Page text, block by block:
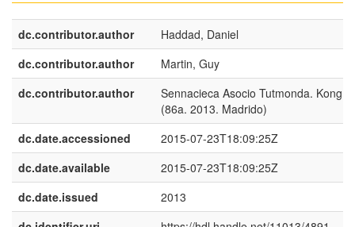
dc.contributor.author
Haddad, Daniel
dc.contributor.author
Martin, Guy
dc.contributor.author
Sennacieca Asocio Tutmonda.
(86a. 2013. Madrido)
dc.date.accessioned
2015-07-23T18:09:25Z
dc.date.available
2015-07-23T18:09:25Z
dc.date.issued
2013